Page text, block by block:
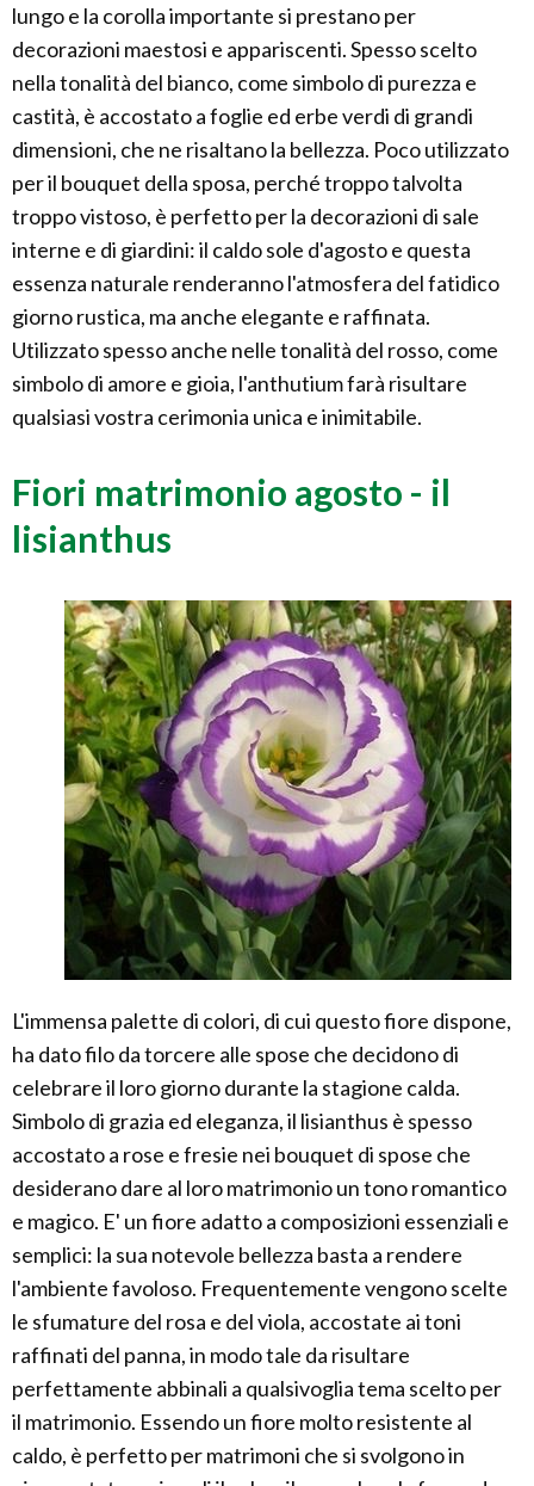
lungo e la corolla importante si prestano per
decorazioni maestosi e appariscenti. Spesso scelto
nella tonalità del bianco, come simbolo di purezza e
castità, è accostato a foglie ed erbe verdi di grandi
dimensioni, che ne risaltano la bellezza. Poco utilizzato
per il bouquet della sposa, perché troppo talvolta
troppo vistoso, è perfetto per la decorazioni di sale
interne e di giardini: il caldo sole d'agosto e questa
essenza naturale renderanno l'atmosfera del fatidico
giorno rustica, ma anche elegante e raffinata.
Utilizzato spesso anche nelle tonalità del rosso, come
simbolo di amore e gioia, l'anthutium farà risultare
qualsiasi vostra cerimonia unica e inimitabile.
Fiori matrimonio agosto - il
lisianthus
L'immensa palette di colori, di cui questo fiore dispone,
ha dato filo da torcere alle spose che decidono di
celebrare il loro giorno durante la stagione calda.
Simbolo di grazia ed eleganza, il lisianthus è spesso
accostato a rose e fresie nei bouquet di spose che
desiderano dare al loro matrimonio un tono romantico
e magico. E' un fiore adatto a composizioni essenziali e
semplici: la sua notevole bellezza basta a rendere
l'ambiente favoloso. Frequentemente vengono scelte
le sfumature del rosa e del viola, accostate ai toni
raffinati del panna, in modo tale da risultare
perfettamente abbinali a qualsivoglia tema scelto per
il matrimonio. Essendo un fiore molto resistente al
caldo, è perfetto per matrimoni che si svolgono in